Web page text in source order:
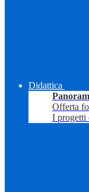
Didattica
Offerta
I progetti